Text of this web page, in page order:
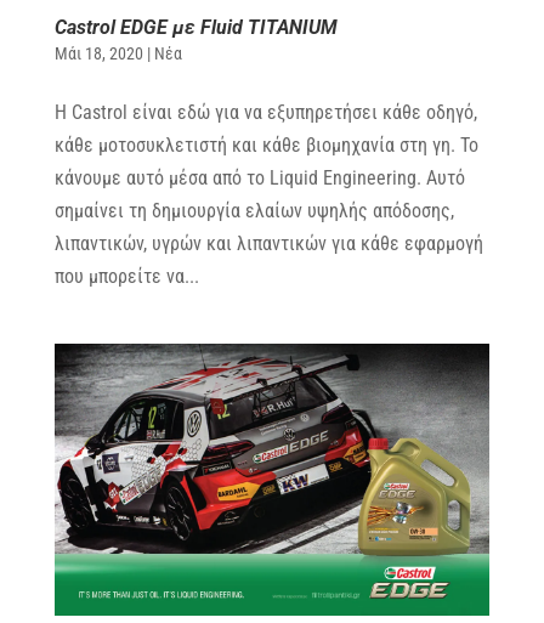
Castrol EDGE με Fluid TITANIUM
Μάι 18, 2020 | Νέα
Η Castrol είναι εδώ για να εξυπηρετήσει κάθε οδηγό,
κάθε μοτοσυκλετιστή και κάθε βιομηχανία στη γη. Το
κάνουμε αυτό μέσα από το Liquid Engineering. Αυτό
σημαίνει τη δημιουργία ελαίων υψηλής απόδοσης,
λιπαντικών, υγρών και λιπαντικών για κάθε εφαρμογή
που μπορείτε να...